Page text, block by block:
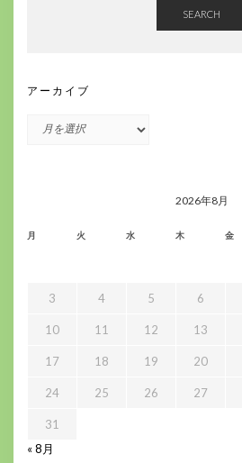
SEARCH
アーカイブ
2026年8月
月 火 水 木 金
3 4 5 6
10 11 12 13
17 18 19 20
24 25 26 27
31
« 8月